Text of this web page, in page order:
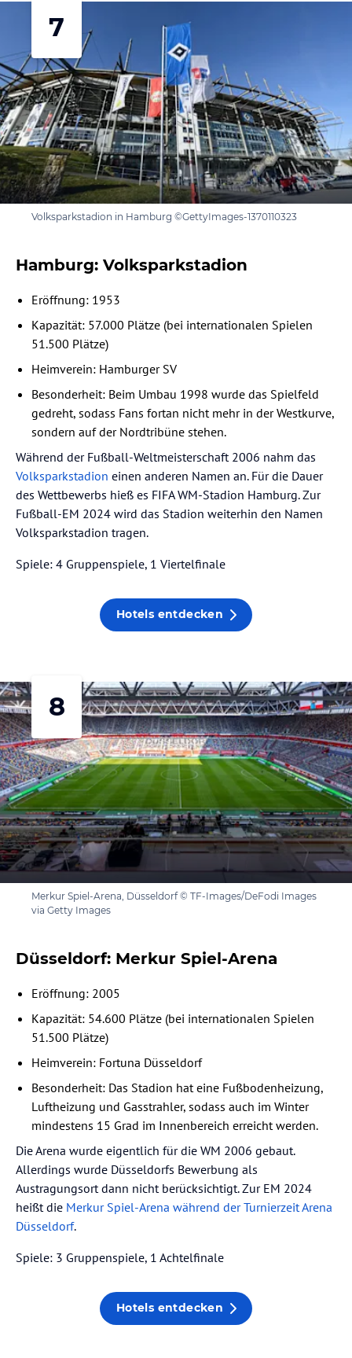
7
Volksparkstadion in Hamburg ©GettyImages-1370110323
Hamburg: Volksparkstadion
Eröffnung: 1953
Kapazität: 57.000 Plätze (bei internationalen Spielen
51.500 Plätze)
Heimverein: Hamburger SV
Besonderheit: Beim Umbau 1998 wurde das Spielfeld
gedreht, sodass Fans fortan nicht mehr in der Westkurve,
sondern auf der Nordtribüne stehen.
Während der Fußball-Weltmeisterschaft 2006 nahm das
Volksparkstadion einen anderen Namen an. Für die Dauer
des Wettbewerbs hieß es FIFA WM-Stadion Hamburg. Zur
Fußball-EM 2024 wird das Stadion weiterhin den Namen
Volksparkstadion tragen.
Spiele: 4 Gruppenspiele, 1 Viertelfinale
Hotels entdecken
8
Merkur Spiel-Arena, Düsseldorf © TF-Images/DeFodi Images
via Getty Images
Düsseldorf: Merkur Spiel-Arena
Eröffnung: 2005
Kapazität: 54.600 Plätze (bei internationalen Spielen
51.500 Plätze)
Heimverein: Fortuna Düsseldorf
Besonderheit: Das Stadion hat eine Fußbodenheizung,
Luftheizung und Gasstrahler, sodass auch im Winter
mindestens 15 Grad im Innenbereich erreicht werden.
Die Arena wurde eigentlich für die WM 2006 gebaut.
Allerdings wurde Düsseldorfs Bewerbung als
Austragungsort dann nicht berücksichtigt. Zur EM 2024
heißt die Merkur Spiel-Arena während der Turnierzeit Arena
Düsseldorf.
Spiele: 3 Gruppenspiele, 1 Achtelfinale
Hotels entdecken